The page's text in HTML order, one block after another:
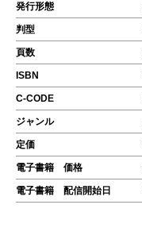
発行形態
判型
頁数
ISBN
C-CODE
ジャンル
定価
電子書籍 価格
電子書籍 配信開始日